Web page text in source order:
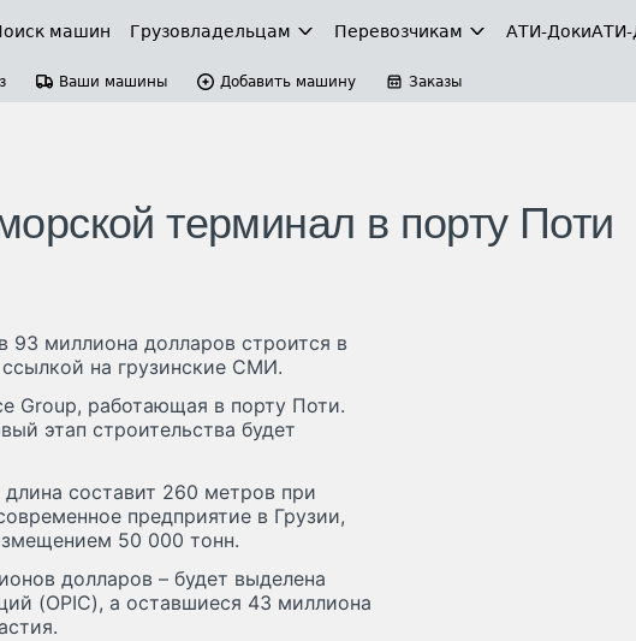
машин Грузовладельцам Перевозчикам АТИ-Доки
Ваши машины Добавить машину Заказы
терминал в порту Поти
миллиона долларов строится в
на грузинские СМИ.
Group, работающая в порту Поти.
этап строительства будет
составит 260 метров при
предприятие в Грузии,
50 000 тонн.
долларов – будет выделена
(OPIC), а оставшиеся 43 миллиона